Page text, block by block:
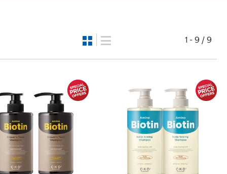
1 - 9 / 9